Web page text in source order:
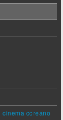
cinema coreano